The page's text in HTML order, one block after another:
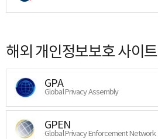
해외 개인정보보호 사이트
GPA
Global Privacy Assembly
GPEN
Global Privacy Enforcement Network